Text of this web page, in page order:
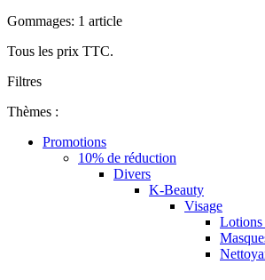
Gommages: 1 article
Tous les prix TTC.
Filtres
Thèmes :
Promotions
10% de réduction
Divers
K-Beauty
Visage
Lotions